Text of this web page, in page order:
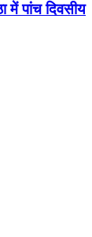
में पांच दिवसीय